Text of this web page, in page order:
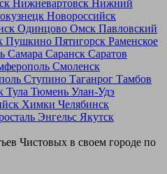
Нижневартовск Нижний
Новороссийск
Одинцово Омск Павловский
Пушкино Пятигорск Раменское
Самара Саранск Саратов
Смоленск
Ступино Таганрог Тамбов
Тула Тюмень Улан-Удэ
Химки Челябинск
Энгельс Якутск
Чистовых в своем городе по